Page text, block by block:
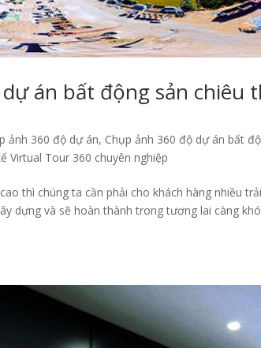
án bất động sản chiêu
ảnh 360 độ dự án, Chụp ảnh 360 độ dự án bất
Virtual Tour 360 chuyên nghiệp
thì chúng ta cần phải cho khách hàng nhiều
dựng và sẽ hoàn thành trong tương lai càng